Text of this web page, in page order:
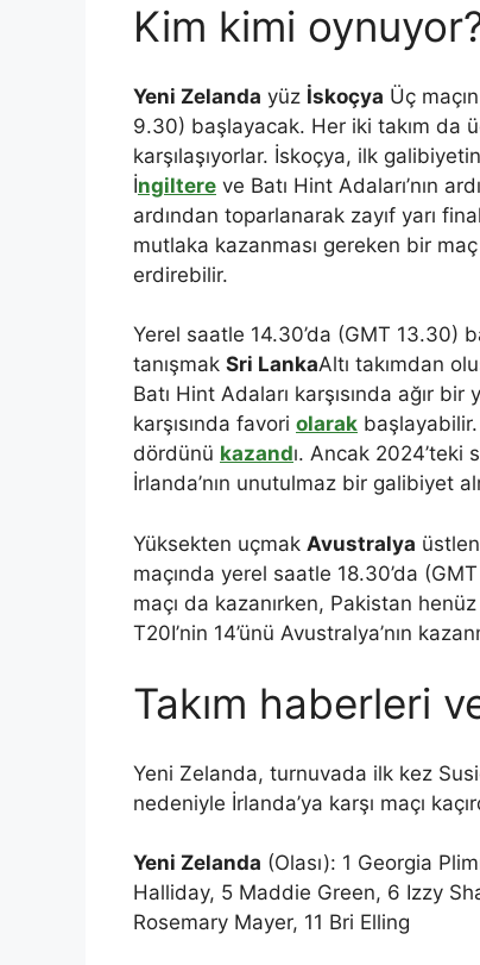
Kim kimi
Yeni Zelanda yüz İskoçya Üç
9.30) başlayacak. Her iki takım da
karşılaşıyorlar. İskoçya, ilk
İngiltere ve Batı Hint Adaları’nın
ardından toparlanarak zayıf yarı
mutlaka kazanması gereken bir
erdirebilir.
Yerel saatle 14.30’da (GMT 13.30)
tanışmak Sri LankaAltı takımdan
Batı Hint Adaları karşısında ağır
karşısında favori olarak
dördünü kazandı. Ancak 2024’teki
İrlanda’nın unutulmaz bir galibiyet
Yüksekten uçmak Avustralya
maçında yerel saatle 18.30’da
maçı da kazanırken, Pakistan
T20I’nin 14’ünü Avustralya’nın
Takım haberleri
Yeni Zelanda, turnuvada ilk kez
nedeniyle İrlanda’ya karşı maçı
Yeni Zelanda (Olası): 1 Georgia
Halliday, 5 Maddie Green, 6 Izzy
Rosemary Mayer, 11 Bri Elling